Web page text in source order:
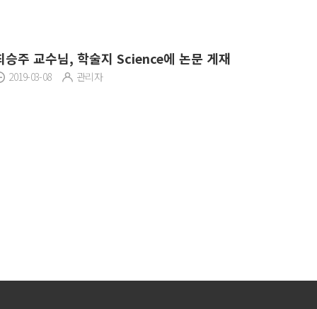
승주 교수님, 학술지 Science에 논문 게재
2019-03-08 관리자